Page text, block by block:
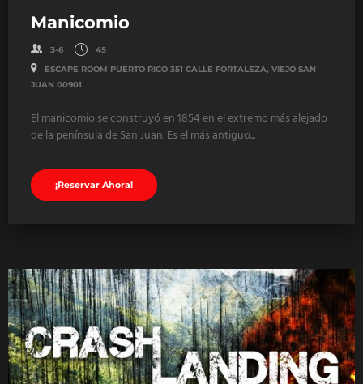
Manicomio
3-6 45
ESCAPE ROOM PUERTO RICO 351 CALLE FORTALEZA, VIEJO SAN
JUAN 00901
El manicomio se construyó en 1854 en el extremo más alejado
de la península de San Juan. Es el más antiguo...
¡Reservar Ahora!